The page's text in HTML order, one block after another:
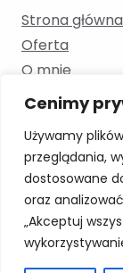
Cenimy
Używamy
przeglądania,
dostosowane
oraz
„Akceptuj
Strona główna
Oferta
O mnie
Kontakt
Skontaktuj
+48 886 193